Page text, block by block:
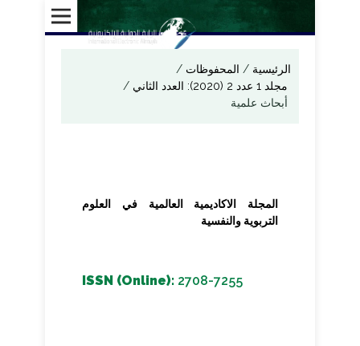
الرئيسية/ المحفوظات/
مجلد 1 عدد 2 (2020): العدد الثاني
/
أبحاث علمية
المجلة الاكاديمية العالمية في العلوم
التربوية والنفسية
ISSN (Online): 2708-7255